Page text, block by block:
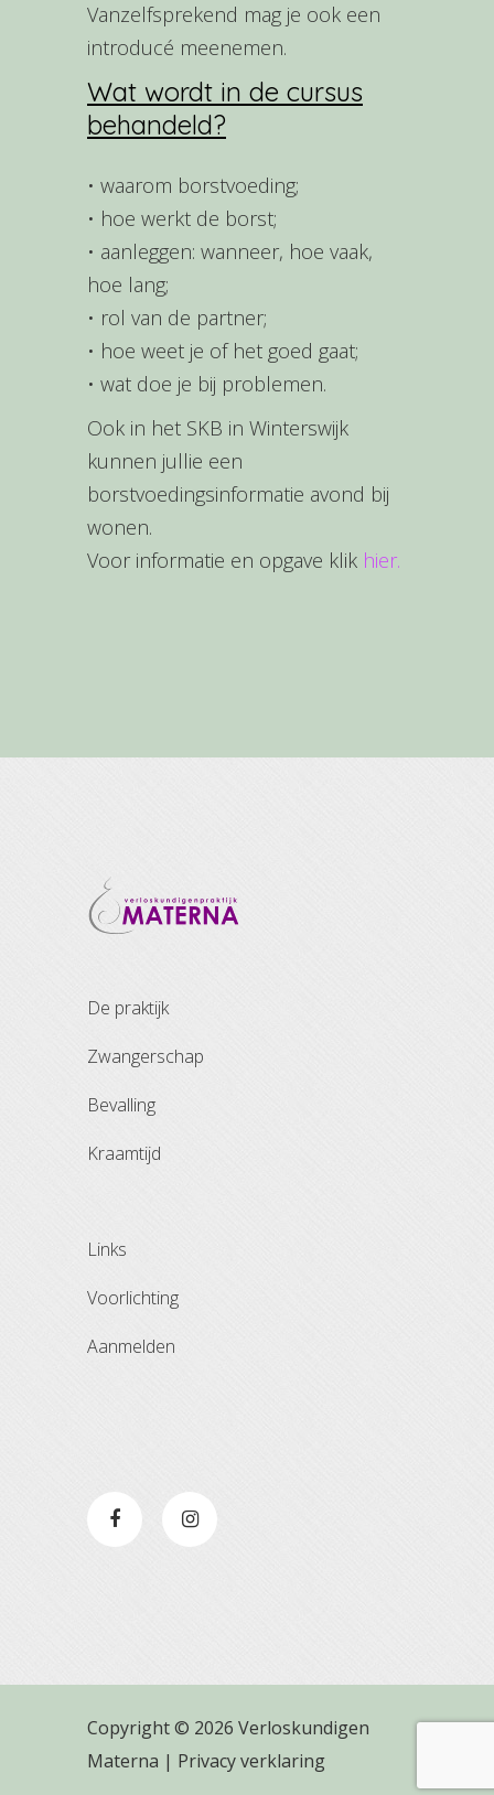
Vanzelfsprekend mag je ook een
introducé meenemen.
Wat wordt in de cursus
behandeld?
• waarom borstvoeding;
• hoe werkt de borst;
• aanleggen: wanneer, hoe vaak,
hoe lang;
• rol van de partner;
• hoe weet je of het goed gaat;
• wat doe je bij problemen.
Ook in het SKB in Winterswijk
kunnen jullie een
borstvoedingsinformatie avond bij
wonen.
Voor informatie en opgave klik hier.
de praktijk
zwangerschap
bevalling
kraamtijd
links
voorlichting
aanmelden
Copyright © 2026 Verloskundigen
Materna | Privacy verklaring